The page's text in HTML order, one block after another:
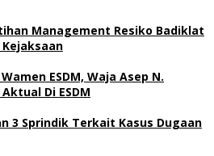
Management Resiko Badiklat
ESDM, Waja Asep N.
Di ESDM
3 Sprindik Terkait Kasus Dugaan